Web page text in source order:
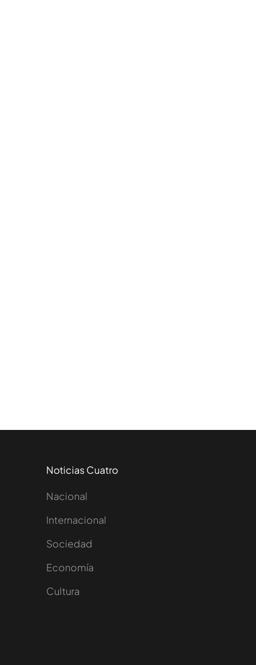
Noticias Cuatro
Nacional
Internacional
Sociedad
Economía
Cultura